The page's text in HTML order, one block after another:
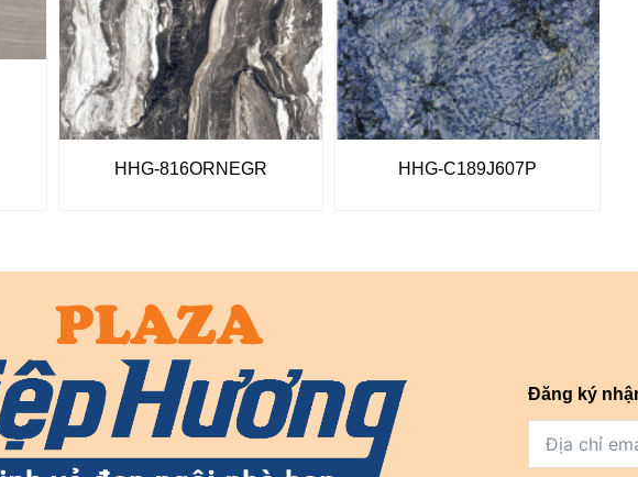
HHG-816ORNEGR HHG-C189J607P
Đăng ký